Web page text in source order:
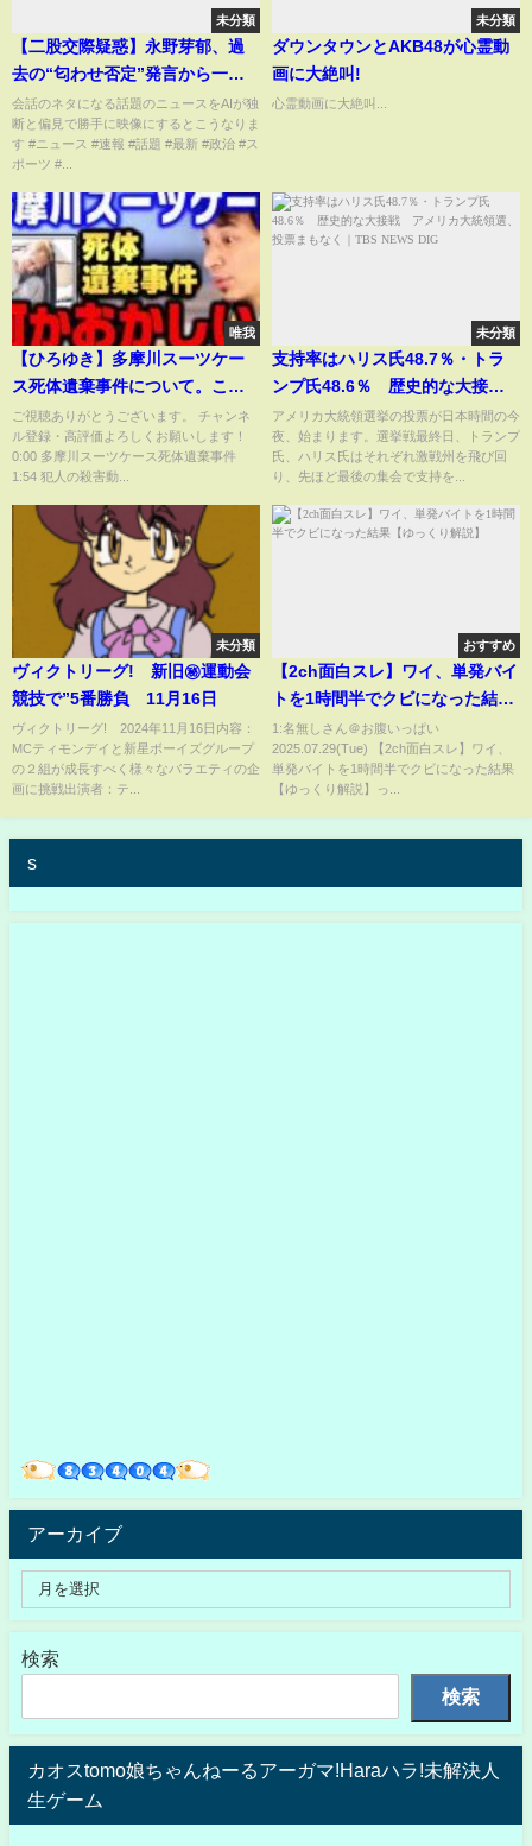
未分類
【二股交際疑惑】永野芽郁、過
去の“匂わせ否定”発言から一
変…ファンは大ショック#永野芽
郁#田中圭#不倫#二股
会話のネタになる話題のニュースをAIが独
断と偏見で勝手に映像にするとこうなりま
す #ニュース #速報 #話題 #最新 #政治 #ス
ポーツ #...
未分類
ダウンタウンとAKB48が心霊動
画に大絶叫!
心霊動画に大絶叫...
唯我
【ひろゆき】多摩川スーツケー
ス死体遺棄事件について。この
事件、何かがおかしい…【ひろ
ゆき切り抜き/論破/唯我/ニコ生/
多摩川】
ご視聴ありがとうございます。 チャンネ
ル登録・高評価よろしくお願いします！
0:00 多摩川スーツケース死体遺棄事件
1:54 犯人の殺害動...
未分類
支持率はハリス氏48.7％・トラ
ンプ氏48.6％ 歴史的な大接
戦 アメリカ大統領選、投票ま
もなく｜TBS NEWS DIG
アメリカ大統領選挙の投票が日本時間の今
夜、始まります。選挙戦最終日、トランプ
氏、ハリス氏はそれぞれ激戦州を飛び回
り、先ほど最後の集会で支持を...
未分類
ヴィクトリーグ! 新旧㊙運動会
競技で”5番勝負 11月16日
ヴィクトリーグ! 2024年11月16日内容：
МCティモンデイと新星ボーイズグループ
の２組が成長すべく様々なバラエティの企
画に挑戦出演者：テ...
おすすめ
【2ch面白スレ】ワイ、単発バイ
トを1時間半でクビになった結果
【ゆっくり解説】
1:名無しさん＠お腹いっぱい
2025.07.29(Tue) 【2ch面白スレ】ワイ、
単発バイトを1時間半でクビになった結果
【ゆっくり解説】っ...
s
アーカイブ
検索
検索
カオスtomo娘ちゃんねーるアーガマ!Haraハラ!未解決人
生ゲーム